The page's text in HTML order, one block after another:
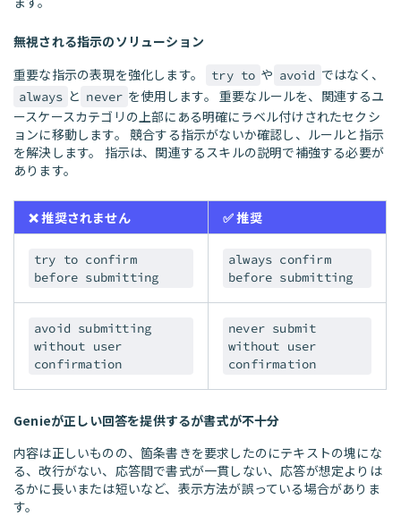
無視される指示のソリューション
重要な指示の表現を強化します。
try to や avoid ではなく、
always と never を使用します。 重要なルールを、関連するユ
ースケースカテゴリの上部にある明確にラベル付けされたセクシ
ョンに移動します。 競合する指示がないか確認し、ルールと指示
を解決します。 指示は、関連するスキルの説明で補強する必要が
あります。
❌ 推奨されません ✅ 推奨
try to confirm
before submitting
always confirm
before submitting
avoid submitting
without user
confirmation
never submit
without user
confirmation
Genieが正しい回答を提供するが書式が不十分
内容は正しいものの、箇条書きを要求したのにテキストの塊にな
る、改行がない、応答間で書式が一貫しない、応答が想定よりは
るかに長いまたは短いなど、表示方法が誤っている場合がありま
す。